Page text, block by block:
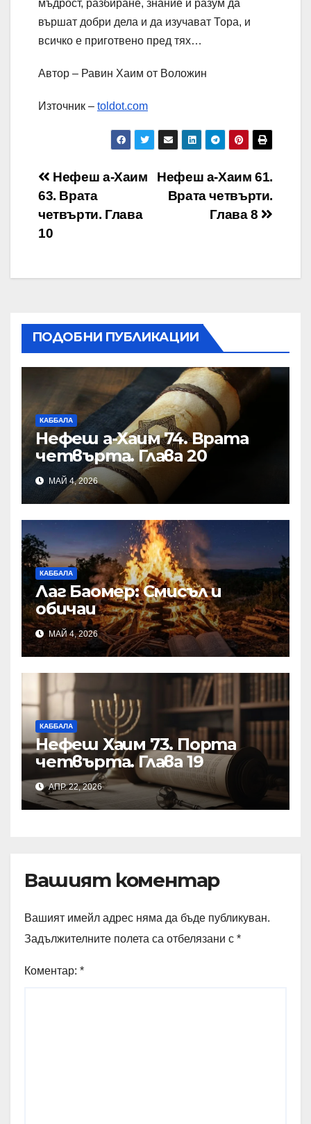
мъдрост, разбиране, знание и разум да
вършат добри дела и да изучават Тора, и
всичко е приготвено пред тях…
Автор – Равин Хаим от Воложин
Източник – toldot.com
НавигацияНефеш а-Хаим 61.
Врата четвърти.
Глава 8
Нефеш а-Хаим
63. Врата
четвърти. Глава
10
ПОДОБНИ ПУБЛИКАЦИИ
КАББАЛА
Нефеш а-Хаим 74. Врата
четвърта. Глава 20
МАЙ 4, 2026
КАББАЛА
Лаг Баомер: Смисъл и
обичаи
МАЙ 4, 2026
КАББАЛА
Нефеш Хаим 73. Порта
четвърта. Глава 19
АПР. 22, 2026
Вашият коментар
Вашият имейл адрес няма да бъде публикуван.
Задължителните полета са отбелязани с *
Коментар: *